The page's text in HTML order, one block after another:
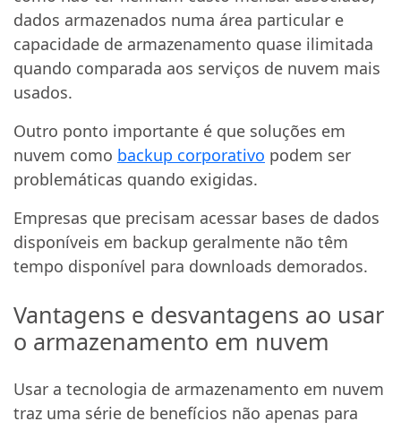
dados armazenados numa área particular e
capacidade de armazenamento quase ilimitada
quando comparada aos serviços de nuvem mais
usados.
Outro ponto importante é que soluções em
nuvem como backup corporativo podem ser
problemáticas quando exigidas.
Empresas que precisam acessar bases de dados
disponíveis em backup geralmente não têm
tempo disponível para downloads demorados.
Vantagens e desvantagens ao usar
o armazenamento em nuvem
Usar a tecnologia de armazenamento em nuvem
traz uma série de benefícios não apenas para